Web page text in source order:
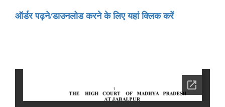
ऑर्डर पढ़ने/डाउनलोड करने के लिए यहां क्लिक करें